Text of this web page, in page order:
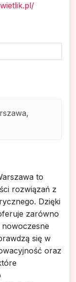
to
rozwiązań z
Dzięki
zarówno
się w
oraz